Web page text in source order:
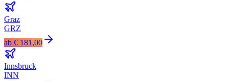
Graz
GRZ
ab € 181,00
Innsbruck
INN